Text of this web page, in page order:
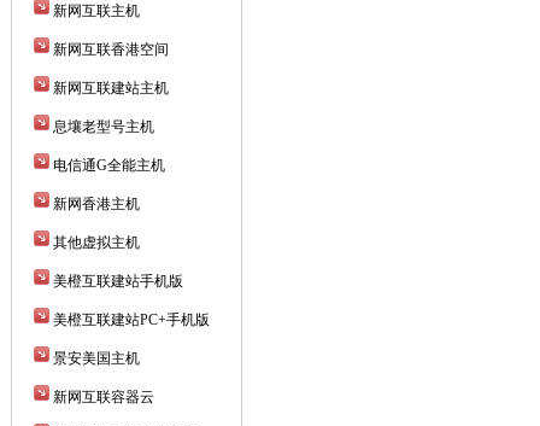
新网互联主机
新网互联香港空间
新网互联建站主机
息壤老型号主机
电信通G全能主机
新网香港主机
其他虚拟主机
美橙互联建站手机版
美橙互联建站PC+手机版
景安美国主机
新网互联容器云